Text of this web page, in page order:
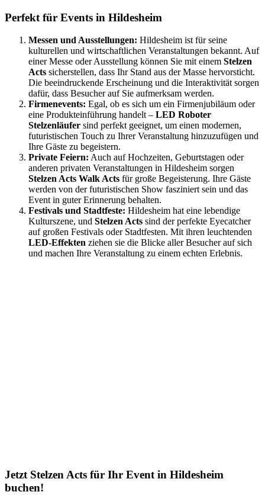
Perfekt für Events in Hildesheim
Messen und Ausstellungen: Hildesheim ist für seine
kulturellen und wirtschaftlichen Veranstaltungen bekannt. Auf
einer Messe oder Ausstellung können Sie mit einem Stelzen
Acts sicherstellen, dass Ihr Stand aus der Masse hervorsticht.
Die beeindruckende Erscheinung und die Interaktivität sorgen
dafür, dass Besucher auf Sie aufmerksam werden.
Firmenevents: Egal, ob es sich um ein Firmenjubiläum oder
eine Produkteinführung handelt – LED Roboter
Stelzenläufer sind perfekt geeignet, um einen modernen,
futuristischen Touch zu Ihrer Veranstaltung hinzuzufügen und
Ihre Gäste zu begeistern.
Private Feiern: Auch auf Hochzeiten, Geburtstagen oder
anderen privaten Veranstaltungen in Hildesheim sorgen
Stelzen Acts Walk Acts für große Begeisterung. Ihre Gäste
werden von der futuristischen Show fasziniert sein und das
Event in guter Erinnerung behalten.
Festivals und Stadtfeste: Hildesheim hat eine lebendige
Kulturszene, und Stelzen Acts sind der perfekte Eyecatcher
auf großen Festivals oder Stadtfesten. Mit ihren leuchtenden
LED-Effekten ziehen sie die Blicke aller Besucher auf sich
und machen Ihre Veranstaltung zu einem echten Erlebnis.
Jetzt Stelzen Acts für Ihr Event in Hildesheim
buchen!